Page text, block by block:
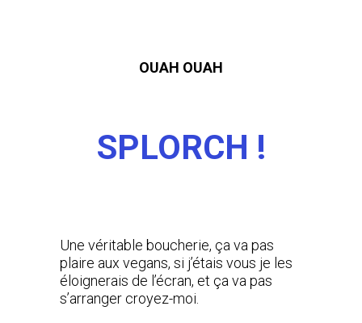
OUAH OUAH
SPLORCH !
Une véritable boucherie, ça va pas
plaire aux vegans, si j’étais vous je les
éloignerais de l’écran, et ça va pas
s’arranger croyez-moi.